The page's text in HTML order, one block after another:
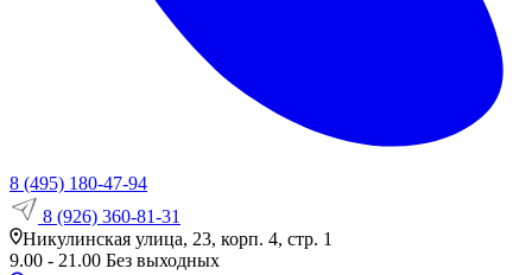
8 (495) 180-47-94
8 (926) 360-81-31
Никулинская улица, 23, корп. 4, стр. 1
9.00 - 21.00 Без выходных